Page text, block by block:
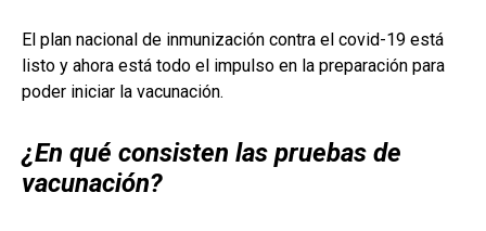
El plan nacional de inmunización contra el covid-19 está
listo y ahora está todo el impulso en la preparación para
poder iniciar la vacunación.
¿En qué consisten las pruebas de
vacunación?